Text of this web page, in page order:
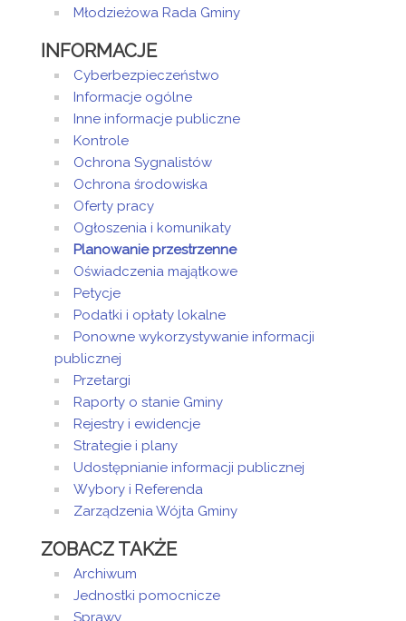
Młodzieżowa Rada Gminy
INFORMACJE
Cyberbezpieczeństwo
Informacje ogólne
Inne informacje publiczne
Kontrole
Ochrona Sygnalistów
Ochrona środowiska
Oferty pracy
Ogłoszenia i komunikaty
Planowanie przestrzenne
Oświadczenia majątkowe
Petycje
Podatki i opłaty lokalne
Ponowne wykorzystywanie informacji
publicznej
Przetargi
Raporty o stanie Gminy
Rejestry i ewidencje
Strategie i plany
Udostępnianie informacji publicznej
Wybory i Referenda
Zarządzenia Wójta Gminy
ZOBACZ TAKŻE
Archiwum
Jednostki pomocnicze
Sprawy